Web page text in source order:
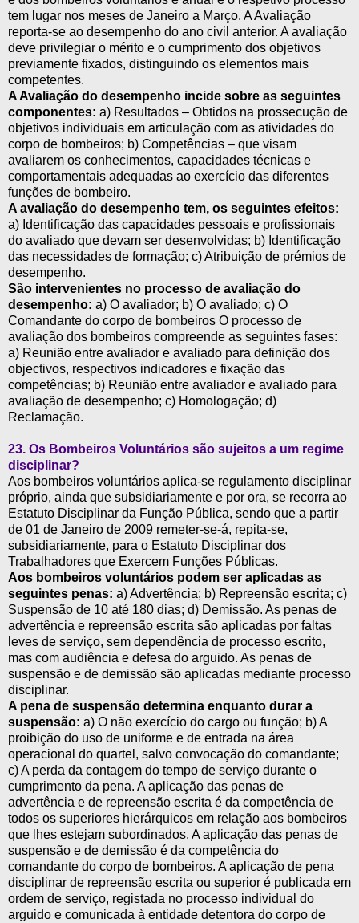
tem lugar nos meses de Janeiro a Março. A Avaliação
reporta-se ao desempenho do ano civil anterior. A avaliação
deve privilegiar o mérito e o cumprimento dos objetivos
previamente fixados, distinguindo os elementos mais
competentes.
A Avaliação do desempenho incide sobre as seguintes
componentes: a) Resultados – Obtidos na prossecução de
objetivos individuais em articulação com as atividades do
corpo de bombeiros; b) Competências – que visam
avaliarem os conhecimentos, capacidades técnicas e
comportamentais adequadas ao exercício das diferentes
funções de bombeiro.
A avaliação do desempenho tem, os seguintes efeitos:
a) Identificação das capacidades pessoais e profissionais
do avaliado que devam ser desenvolvidas; b) Identificação
das necessidades de formação; c) Atribuição de prémios de
desempenho.
São intervenientes no processo de avaliação do
desempenho: a) O avaliador; b) O avaliado; c) O
Comandante do corpo de bombeiros O processo de
avaliação dos bombeiros compreende as seguintes fases:
a) Reunião entre avaliador e avaliado para definição dos
objectivos, respectivos indicadores e fixação das
competências; b) Reunião entre avaliador e avaliado para
avaliação de desempenho; c) Homologação; d)
Reclamação.
23. Os Bombeiros Voluntários são sujeitos a um regime
disciplinar?
Aos bombeiros voluntários aplica-se regulamento disciplinar
próprio, ainda que subsidiariamente e por ora, se recorra ao
Estatuto Disciplinar da Função Pública, sendo que a partir
de 01 de Janeiro de 2009 remeter-se-á, repita-se,
subsidiariamente, para o Estatuto Disciplinar dos
Trabalhadores que Exercem Funções Públicas.
Aos bombeiros voluntários podem ser aplicadas as
seguintes penas: a) Advertência; b) Repreensão escrita; c)
Suspensão de 10 até 180 dias; d) Demissão. As penas de
advertência e repreensão escrita são aplicadas por faltas
leves de serviço, sem dependência de processo escrito,
mas com audiência e defesa do arguido. As penas de
suspensão e de demissão são aplicadas mediante processo
disciplinar.
A pena de suspensão determina enquanto durar a
suspensão: a) O não exercício do cargo ou função; b) A
proibição do uso de uniforme e de entrada na área
operacional do quartel, salvo convocação do comandante;
c) A perda da contagem do tempo de serviço durante o
cumprimento da pena. A aplicação das penas de
advertência e de repreensão escrita é da competência de
todos os superiores hierárquicos em relação aos bombeiros
que lhes estejam subordinados. A aplicação das penas de
suspensão e de demissão é da competência do
comandante do corpo de bombeiros. A aplicação de pena
disciplinar de repreensão escrita ou superior é publicada em
ordem de serviço, registada no processo individual do
arguido e comunicada à entidade detentora do corpo de